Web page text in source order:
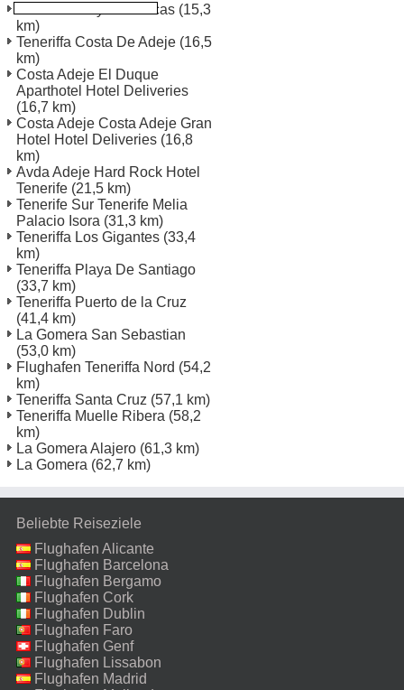
Teneriffa Playa Americas (15,3
km)
Teneriffa Costa De Adeje (16,5
km)
Costa Adeje El Duque
Aparthotel Hotel Deliveries
(16,7 km)
Costa Adeje Costa Adeje Gran
Hotel Hotel Deliveries (16,8
km)
Avda Adeje Hard Rock Hotel
Tenerife (21,5 km)
Tenerife Sur Tenerife Melia
Palacio Isora (31,3 km)
Teneriffa Los Gigantes (33,4
km)
Teneriffa Playa De Santiago
(33,7 km)
Teneriffa Puerto de la Cruz
(41,4 km)
La Gomera San Sebastian
(53,0 km)
Flughafen Teneriffa Nord (54,2
km)
Teneriffa Santa Cruz (57,1 km)
Teneriffa Muelle Ribera (58,2
km)
La Gomera Alajero (61,3 km)
La Gomera (62,7 km)
Beliebte Reiseziele
Flughafen Alicante
Flughafen Barcelona
Flughafen Bergamo
Flughafen Cork
Flughafen Dublin
Flughafen Faro
Flughafen Genf
Flughafen Lissabon
Flughafen Madrid